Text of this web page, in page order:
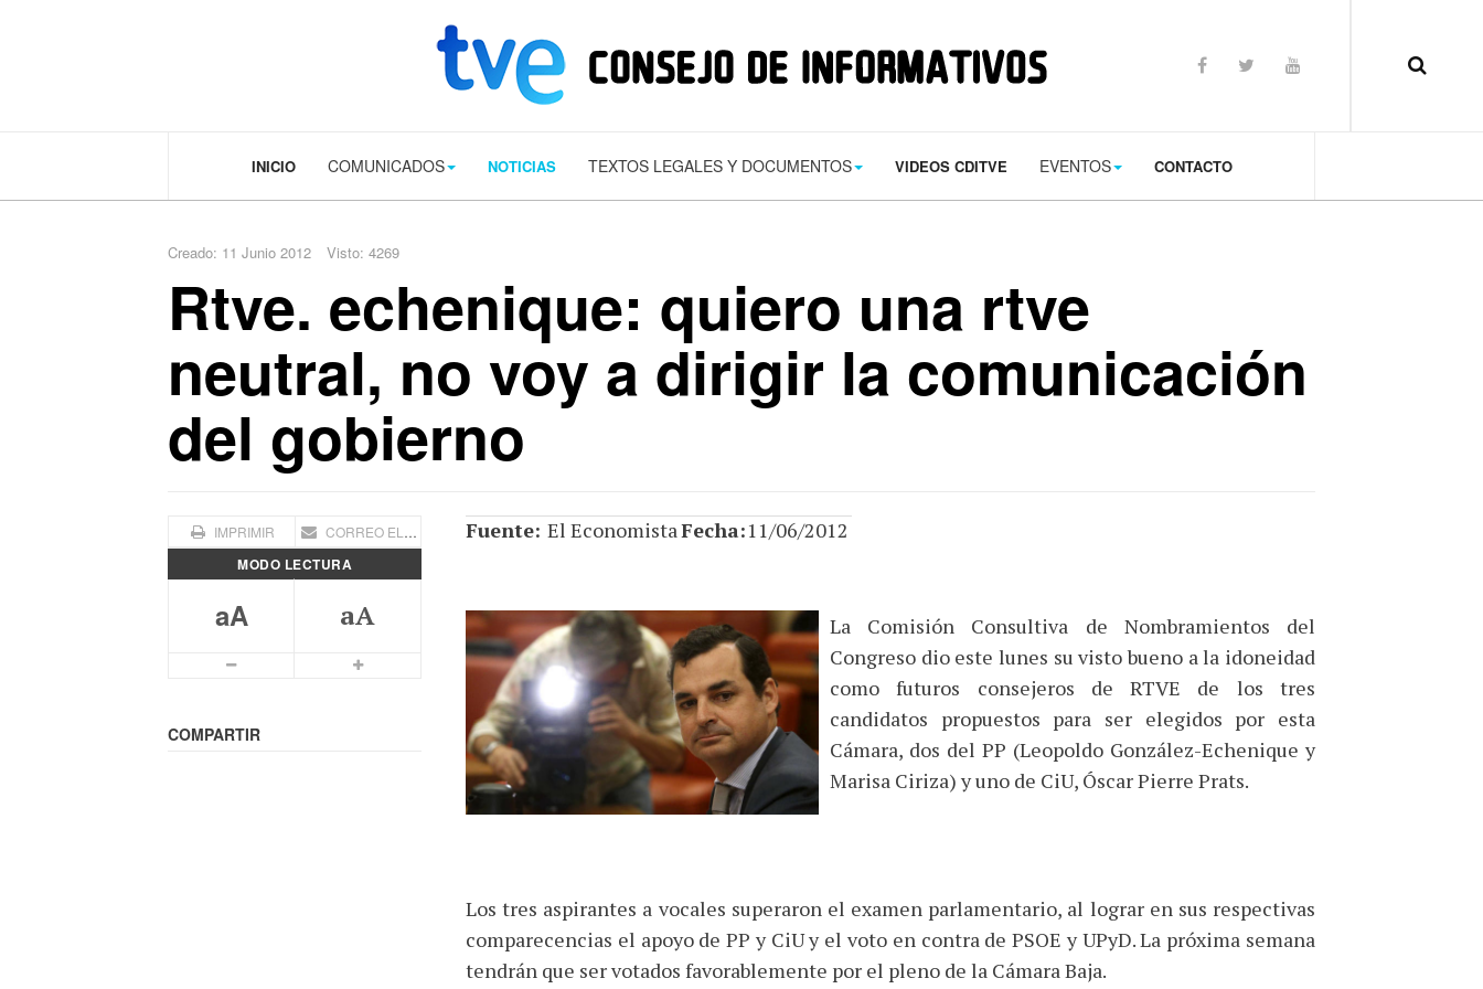
INICIO COMUNICADOS NOTICIAS TEXTOS LEGALES Y DOCUMENTOS VIDEOS CDITVE EVENTOS CONTACTO
Creado: 11 Junio 2012 Visto: 4269
Rtve. echenique: quiero una rtve
neutral, no voy a dirigir la comunicación
del gobierno
IMPRIMIR CORREO ELECTRÓNICO
MODO LECTURA
aA aA
Letra mas pequeña Letra más grande
COMPARTIR
Fuente: El EconomistaFecha:11/06/2012
La Comisión Consultiva de Nombramientos del
Congreso dio este lunes su visto bueno a la idoneidad
como futuros consejeros de RTVE de los tres
candidatos propuestos para ser elegidos por esta
Cámara, dos del PP (Leopoldo González-Echenique y
Marisa Ciriza) y uno de CiU, Óscar Pierre Prats.
Los tres aspirantes a vocales superaron el examen parlamentario, al lograr en sus respectivas
comparecencias el apoyo de PP y CiU y el voto en contra de PSOE y UPyD. La próxima semana
tendrán que ser votados favorablemente por el pleno de la Cámara Baja.